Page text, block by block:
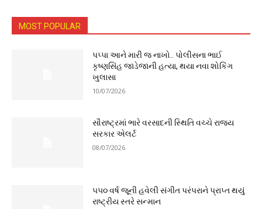
MOST POPULAR
પપ્પા આને મારી જ નાખો.. પોલીસના ભાઈ
કૃષ્ણસિંહ જાડેજાની હત્યા, થયા નવા શોકિંગ
ખુલાસા
10/07/2026
સૌરાષ્ટ્રમાં ભારે વરસાદની સ્થિતિ વચ્ચે રાજ્ય
સરકાર એલર્ટ
08/07/2026
૫૫૦ વર્ષ જૂની હવેલી સંગીત પરંપરાને પ્રાપ્ત થયું
રાષ્ટ્રીય સ્તરે સન્માન